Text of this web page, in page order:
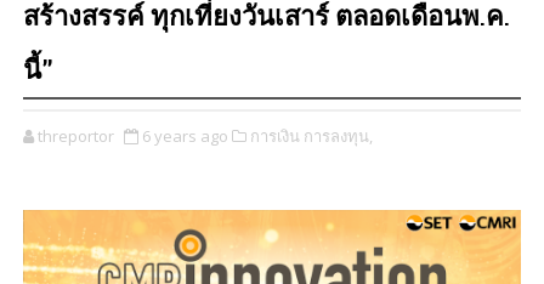
สร้างสรรค์ ทุกเที่ยงวันเสาร์ ตลอดเดือนพ.ค.
นี้”
threportor 6 years ago การเงิน การลงทุน,